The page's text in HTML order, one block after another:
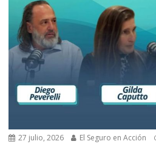
27 julio, 2026 El Seguro en Acción